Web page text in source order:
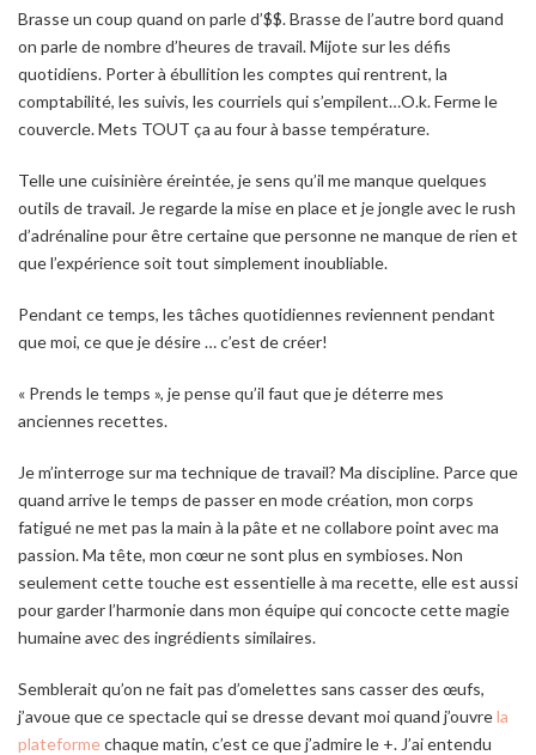
Brasse un coup quand on parle d’$$. Brasse de l’autre bord quand
on parle de nombre d’heures de travail. Mijote sur les défis
quotidiens. Porter à ébullition les comptes qui rentrent, la
comptabilité, les suivis, les courriels qui s’empilent…O.k. Ferme le
couvercle. Mets TOUT ça au four à basse température.
Telle une cuisinière éreintée, je sens qu’il me manque quelques
outils de travail. Je regarde la mise en place et je jongle avec le rush
d’adrénaline pour être certaine que personne ne manque de rien et
que l’expérience soit tout simplement inoubliable.
Pendant ce temps, les tâches quotidiennes reviennent pendant
que moi, ce que je désire … c’est de créer!
« Prends le temps », je pense qu’il faut que je déterre mes
anciennes recettes.
Je m’interroge sur ma technique de travail? Ma discipline. Parce que
quand arrive le temps de passer en mode création, mon corps
fatigué ne met pas la main à la pâte et ne collabore point avec ma
passion. Ma tête, mon cœur ne sont plus en symbioses. Non
seulement cette touche est essentielle à ma recette, elle est aussi
pour garder l’harmonie dans mon équipe qui concocte cette magie
humaine avec des ingrédients similaires.
Semblerait qu’on ne fait pas d’omelettes sans casser des œufs,
j’avoue que ce spectacle qui se dresse devant moi quand j’ouvrela
plateformechaque matin, c’est ce que j’admire le +. J’ai entendu